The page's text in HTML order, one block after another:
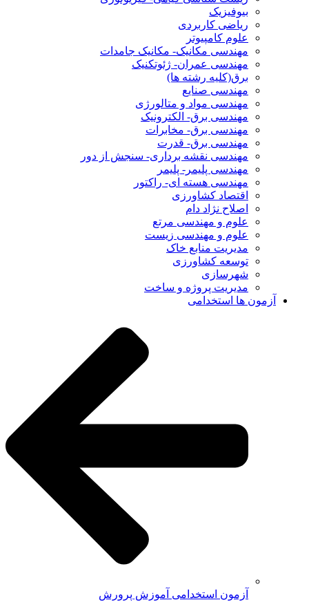
بیوفیزیک
ریاضی کاربردی
علوم کامپیوتر
مهندسی مکانیک- مکانیک جامدات
مهندسی عمران- ژئوتکنیک
برق(کلیه رشته ها)
مهندسی صنایع
مهندسی مواد و متالورژی
مهندسی برق- الکترونیک
مهندسی برق- مخابرات
مهندسی برق- قدرت
مهندسی نقشه برداری- سنجش از دور
مهندسی پلیمر- پلیمر
مهندسی هسته ای- راکتور
اقتصاد کشاورزی
اصلاح نژاد دام
علوم و مهندسی مرتع
علوم و مهندسی زیست
مدیریت منابع خاک
توسعه کشاورزی
شهرسازی
مدیریت پروژه و ساخت
آزمون ها استخدامی
آزمون استخدامی آموزش پرورش